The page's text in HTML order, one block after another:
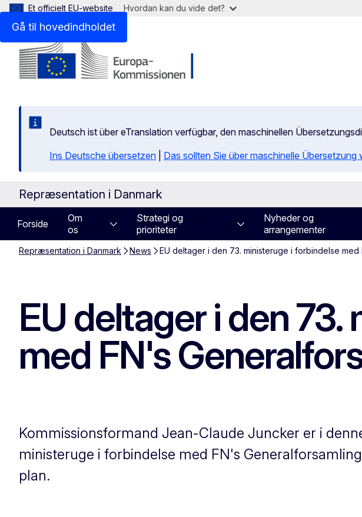
Gå til hovedindholdet
Et officielt EU-website Hvordan kan du vide det?
Deutsch ist über eTranslation verfügbar, den maschinellen
Ins Deutsche übersetzen
Das sollten Sie über maschinelle Übersetzung
Repræsentation i Danmark
Forside
Om
os
Strategi og
prioriteter
Nyheder og
arrangementer
Repræsentation i Danmark News EU deltager i den 73. ministeruge i forbindelse med
EU deltager i den
med FN's
Kommissionsformand Jean-Claude Juncker er i
ministeruge i forbindelse med FN's
plan.